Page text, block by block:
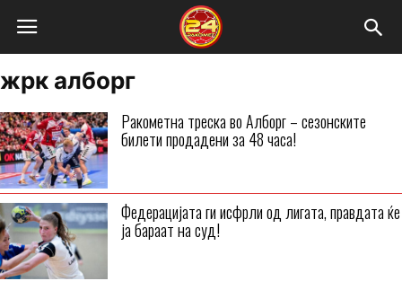
жрк алборг
Ракометна треска во Алборг – сезонските
билети продадени за 48 часа!
Федерацијата ги исфрли од лигата, правдата ќе
ја бараат на суд!